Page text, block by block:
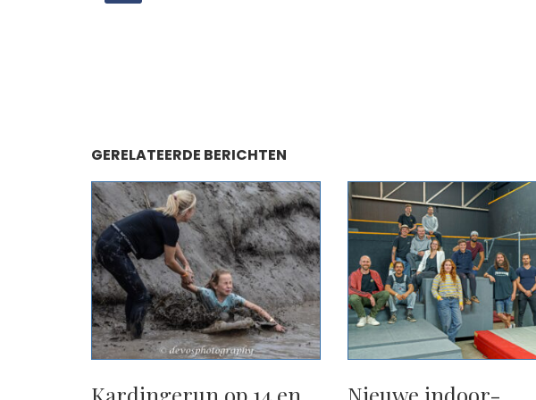
GERELATEERDE BERICHTEN
Kardingerun op 14 en Nieuwe indoor-